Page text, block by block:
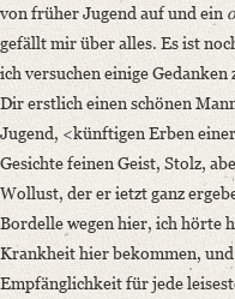
von früher Jugend auf und ein
gefällt mir über alles. Es ist
ich versuchen einige
Dir erstlich einen schönen
Jugend, <künftigen Erben
Gesichte feinen Geist, Stolz,
Wollust, der er ietzt ganz
Bordelle wegen hier, ich hörte
Krankheit hier bekommen, und
Empfänglichkeit für jede